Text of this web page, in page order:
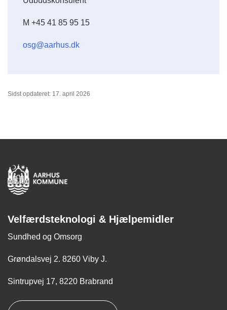
M +45 41 85 95 15
osg@aarhus.dk
Sidst opdateret: 17. april 2026
Velfærdsteknologi & Hjælpemidler
Sundhed og Omsorg
Grøndalsvej 2. 8260 Viby J.
Sintrupvej 17, 8220 Brabrand